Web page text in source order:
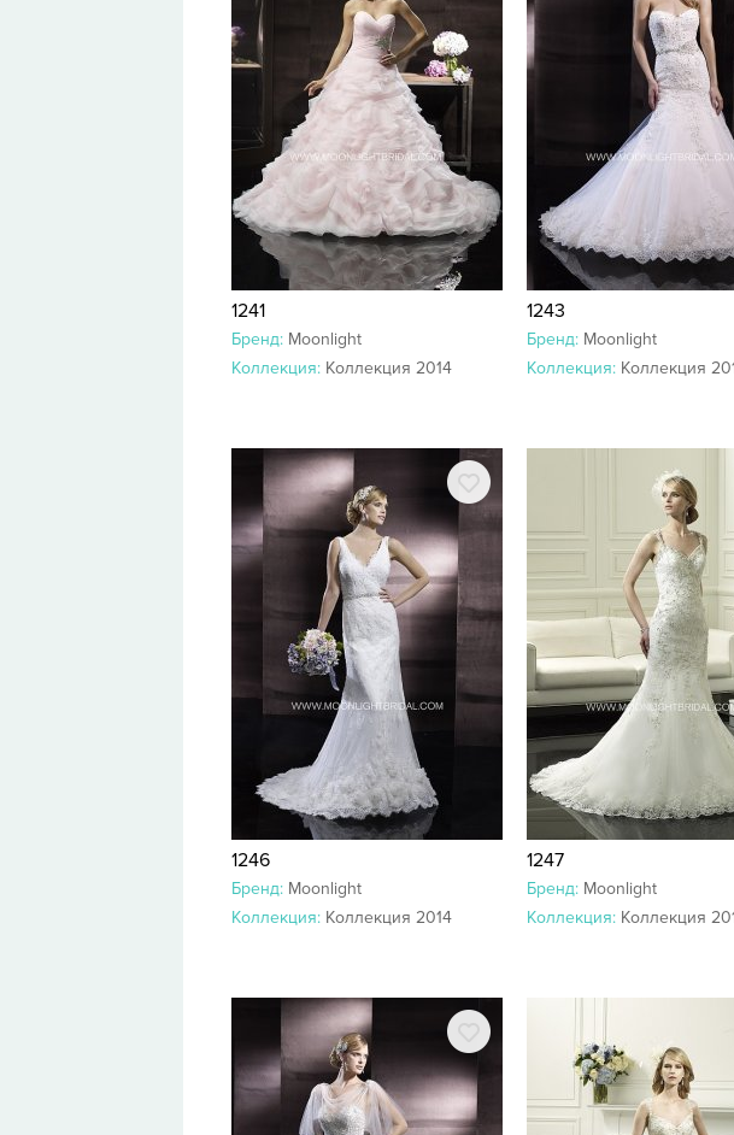
1241
Бренд: Moonlight
Коллекция: Коллекция 2014
1243
Бренд: Moonlight
Коллекция: Коллекция
1246
Бренд: Moonlight
Коллекция: Коллекция 2014
1247
Бренд: Moonlight
Коллекция: Коллекция